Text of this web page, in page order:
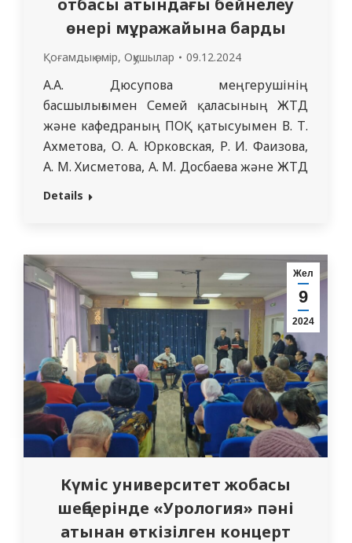
өнері мұражайына барды
Қоғамдық өмір, Оқушылар 09.12.2024
А.А. Дюсупова меңгерушінің
басшылығымен Семей қаласының ЖТД
және кафедраның ПОҚ қатысуымен В. Т.
Ахметова, О. А. Юрковская, Р. И. Фаизова,
А. М. Хисметова, А. М. Досбаева және ЖТД
интерндерінің 705 тобы Невзоровтар
әкесінен өнер жинағын мұра етіп алды.
Ұзақ уақыт бойы өнертапқыш
жинақталған коллекцияны…
Details
Жел
9
2024
Күміс университет жобасы
шеңберінде «Урология» пәні
атынан өткізілген концерт